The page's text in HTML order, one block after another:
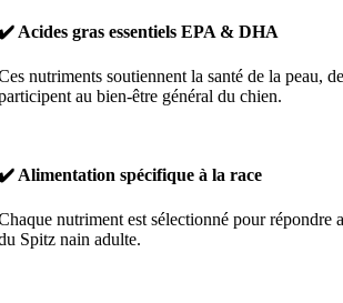
Acides gras essentiels EPA & DHA
nutriments soutiennent la santé de la peau,
au bien-être général du chien.
Alimentation spécifique à la race
nutriment est sélectionné pour répondre
Spitz nain adulte.